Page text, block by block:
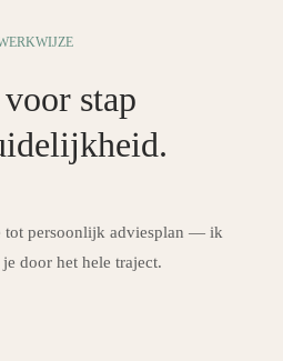
stap
tot persoonlijk adviesplan — ik
door het hele traject.